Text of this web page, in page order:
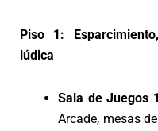
Piso 1:
lúdica
Sala de Juegos
Arcade, mesas